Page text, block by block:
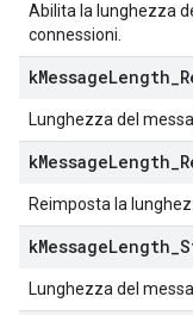
Abilita la lunghezza
connessioni.
kMessageLength
Lunghezza del
kMessageLength
Reimposta la
kMessageLength
Lunghezza del